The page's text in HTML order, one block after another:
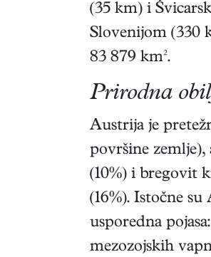
(35 km) i
Slovenijom (330
83 879 km².
Prirodna
Austrija je
površine zemlje),
(10%) i bregovit
(16%). Istočne
usporedna
mezozojskih